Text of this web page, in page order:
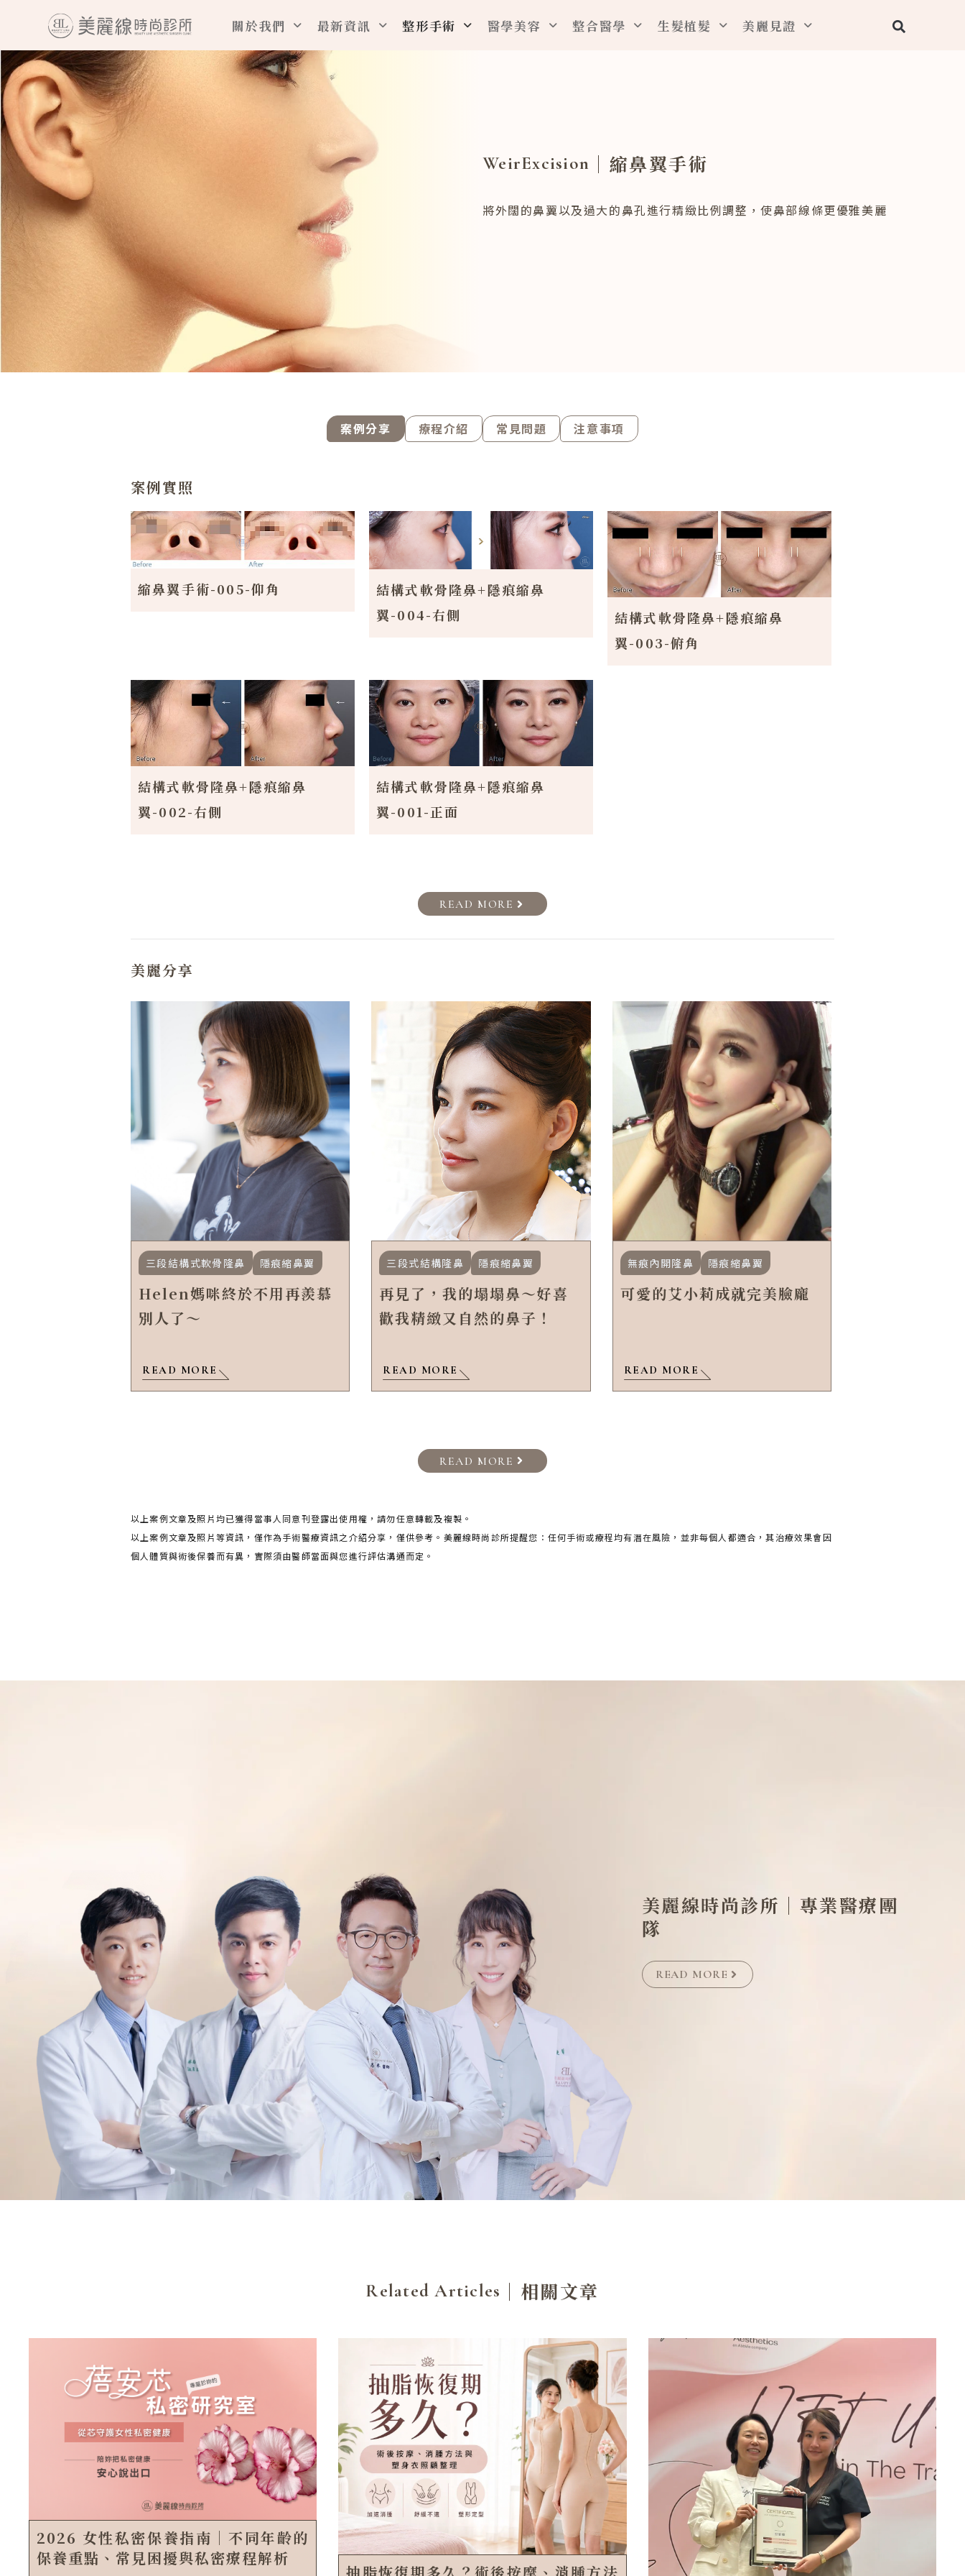
主
要
內
容
關於我們 最新資訊 整形手術 醫學美容 整合醫學 生髮植髮 美麗見證
WeirExcision ｜縮鼻翼手術
將外闊的鼻翼以及過大的鼻孔進行精緻比例調整，使鼻部線條更優雅美麗
案例分享 療程介紹 常見問題 注意事項
案例實照
縮鼻翼手術-005-仰角
結構式軟骨隆鼻+隱痕縮鼻
翼-004-右側
結構式軟骨隆鼻+隱痕縮鼻
翼-003-俯角
結構式軟骨隆鼻+隱痕縮鼻
翼-002-右側
結構式軟骨隆鼻+隱痕縮鼻
翼-001-正面
READ MORE
美麗分享
三段結構式軟骨隆鼻 隱痕縮鼻翼
Helen媽咪終於不用再羨慕
別人了～
READ MORE
三段式結構隆鼻 隱痕縮鼻翼
再見了，我的塌塌鼻～好喜
歡我精緻又自然的鼻子！
READ MORE
無痕內開隆鼻 隱痕縮鼻翼
可愛的艾小莉成就完美臉龐
READ MORE
READ MORE
以上案例文章及照片均已獲得當事人同意刊登露出使用權，請勿任意轉載及複製。
以上案例文章及照片等資訊，僅作為手術醫療資訊之介紹分享，僅供參考。美麗線時尚診所提醒您：任何手術或療程均有潛在風險，並非每個人都適合，其治療效果會因
個人體質與術後保養而有異，實際須由醫師當面與您進行評估溝通而定。
美麗線時尚診所｜專業醫療團
隊
READ MORE
Related Articles ｜相關文章